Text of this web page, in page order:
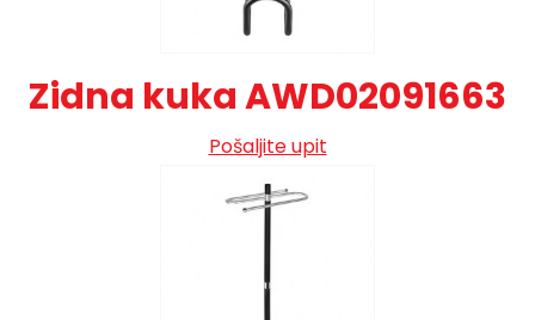
Zidna kuka AWD02091663
Pošaljite upit